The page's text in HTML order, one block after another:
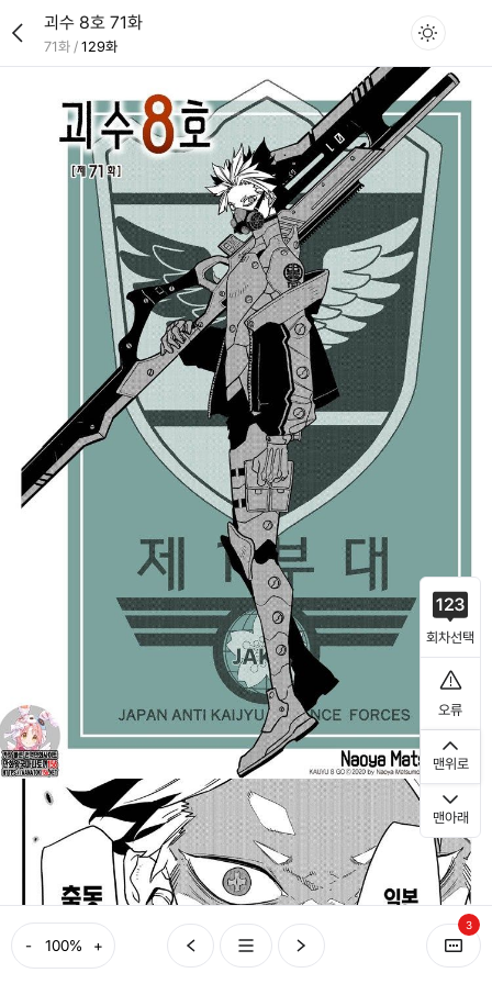
괴수 8호 71화
71화 / 129화
- +
3
회차선택
오류
맨위로
맨아래